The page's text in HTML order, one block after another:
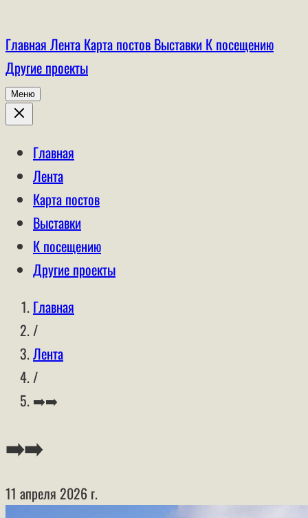
Главная Лента Карта постов Выставки К посещению
Другие проекты
Меню
Главная
Лента
Карта постов
Выставки
К посещению
Другие проекты
Главная
/
Лента
/
➡️➡️
➡️➡️
11 апреля 2026 г.